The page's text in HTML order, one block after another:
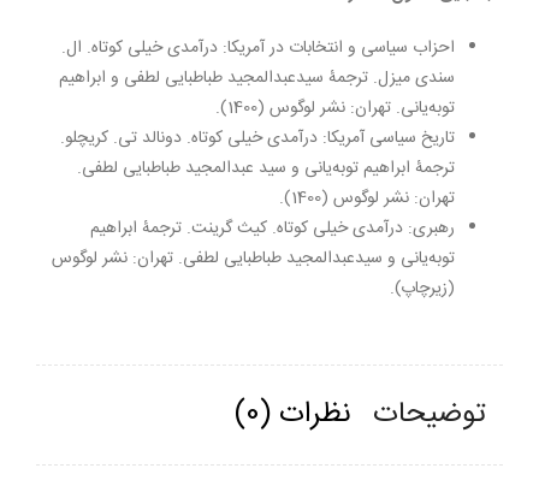
احزاب سیاسی و انتخابات در آمریکا: درآمدی خیلی کوتاه. ال.
سندی میزل. ترجمۀ سیدعبدالمجید طباطبایی لطفی و ابراهیم
توبه‌یانی. تهران: نشر لوگوس (1400).
تاریخ سیاسی آمریکا: درآمدی خیلی کوتاه. دونالد تی. کریچلو.
ترجمۀ ابراهیم توبه‌یانی و سید عبدالمجید طباطبایی لطفی.
تهران: نشر لوگوس (1400).
رهبری: درآمدی خیلی کوتاه. کیث گرینت. ترجمۀ ابراهیم
توبه‌یانی و سیدعبدالمجید طباطبایی لطفی. تهران: نشر لوگوس
(زیرچاپ).
توضیحات نظرات (0)